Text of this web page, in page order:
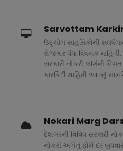
Sarvottam
ઉદ્યોગ સાહસિકોની
રોજગાર ધંધા વિષયક
સરકારી નોકરી અંગેની વિગત
કારકિર્દી માહિતી આપતું
Nokari Marg
દેશભરની વિવિધ સરકારી
નોકરી અંગેનું ફોર્મ દર